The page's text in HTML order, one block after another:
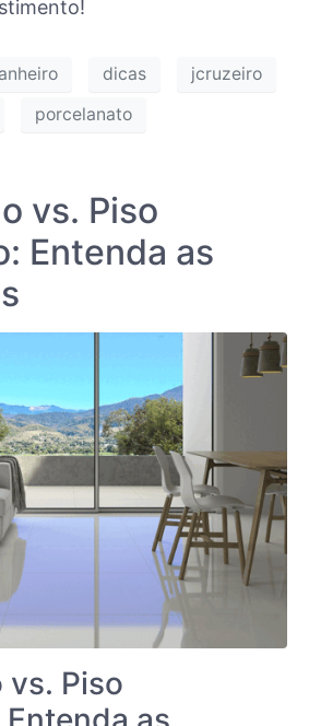
dicas
jcruzeiro
porcelanato
vs. Piso
Entenda as
vs. Piso